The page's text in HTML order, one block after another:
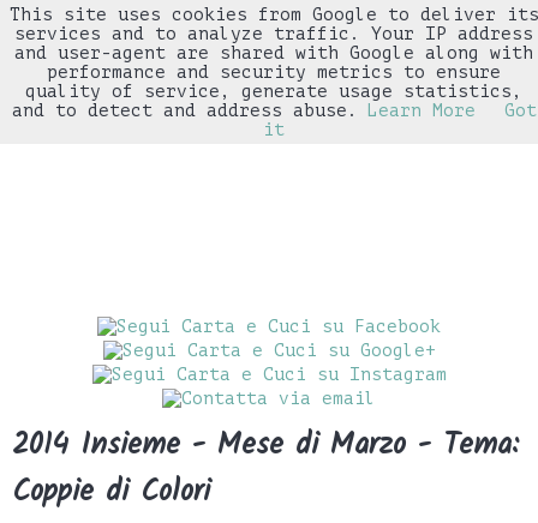
▼
2014 Insieme - Mese di Marzo - Tema:
Coppie di Colori
This site uses cookies from Google to deliver its
services and to analyze traffic. Your IP address
and user-agent are shared with Google along with
performance and security metrics to ensure
quality of service, generate usage statistics,
and to detect and address abuse.
Learn More
Got
it